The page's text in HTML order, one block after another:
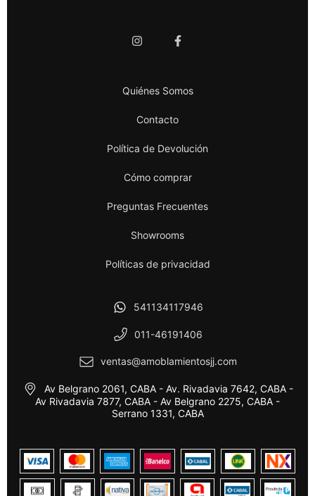
Quiénes Somos
Contacto
Política de Devolución
Cómo comprar
Preguntas Frecuentes
Showrooms
Políticas de privacidad
541134117946
011-46191406
ventas@amoblamientosjj.com
Av Belgrano 2061, CABA - Av. Rivadavia 7642, CABA -
Av Rivadavia 7877, CABA - Av Belgrano 2275, CABA -
Serrano 1331, CABA